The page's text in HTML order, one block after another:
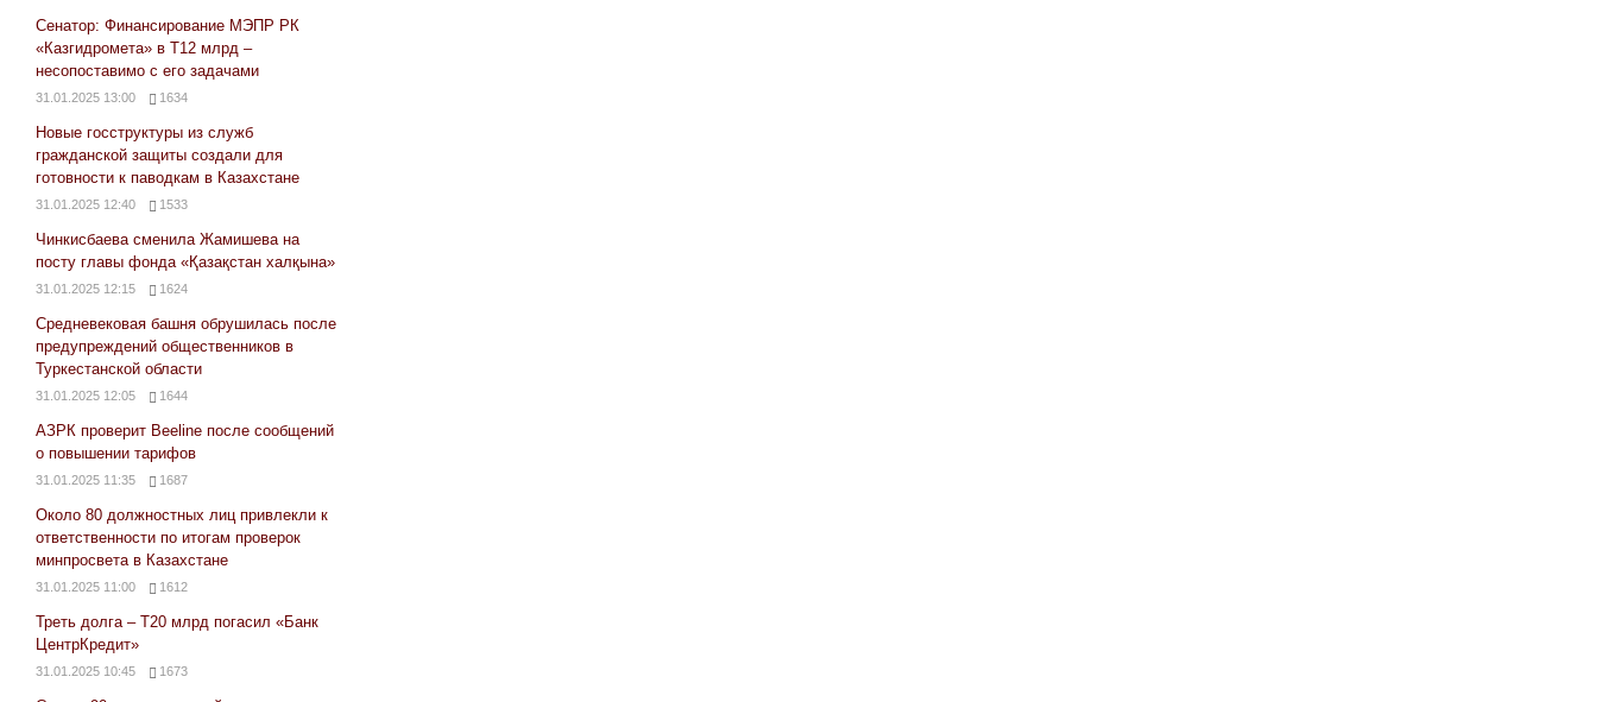
Сенатор: Финансирование МЭПР РК
«Казгидромета» в Т12 млрд –
несопоставимо с его задачами
31.01.2025 13:00 1634
Новые госструктуры из служб
гражданской защиты создали для
готовности к паводкам в Казахстане
31.01.2025 12:40 1533
Чинкисбаева сменила Жамишева на
посту главы фонда «Қазақстан халқына»
31.01.2025 12:15 1624
Средневековая башня обрушилась после
предупреждений общественников в
Туркестанской области
31.01.2025 12:05 1644
АЗРК проверит Beeline после сообщений
о повышении тарифов
31.01.2025 11:35 1687
Около 80 должностных лиц привлекли к
ответственности по итогам проверок
минпросвета в Казахстане
31.01.2025 11:00 1612
Треть долга – Т20 млрд погасил «Банк
ЦентрКредит»
31.01.2025 10:45 1673